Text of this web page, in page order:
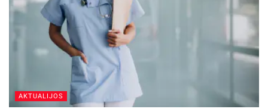
AKTUALIJOS